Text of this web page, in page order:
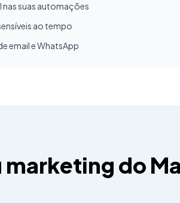
nas suas automações
ao tempo
email e WhatsApp
do